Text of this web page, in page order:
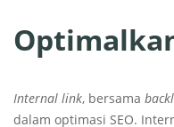
Internal link, bersama
dalam optimasi SEO.